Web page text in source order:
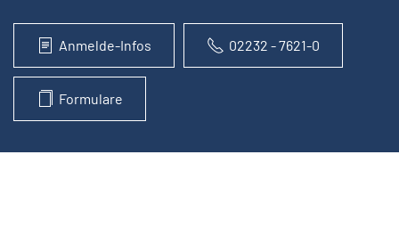
Anmelde-Infos 02232 - 7621-0
Formulare